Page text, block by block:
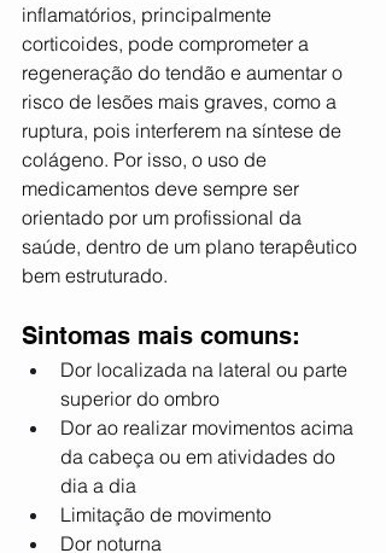
inflamatórios, principalmente
corticoides, pode comprometer a
regeneração do tendão e aumentar o
risco de lesões mais graves, como a
ruptura, pois interferem na síntese de
colágeno. Por isso, o uso de
medicamentos deve sempre ser
orientado por um profissional da
saúde, dentro de um plano terapêutico
bem estruturado.
Sintomas mais comuns:
Dor localizada na lateral ou parte
superior do ombro
Dor ao realizar movimentos acima
da cabeça ou em atividades do
dia a dia
Limitação de movimento
Dor noturna